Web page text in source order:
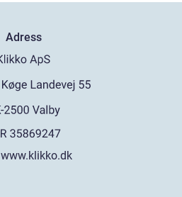
Adress
www.klikko.dk